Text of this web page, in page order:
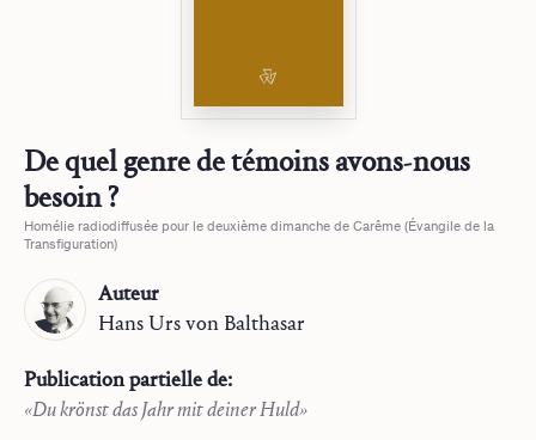
De quel genre de témoins avons‑nous
besoin ?
Homélie radiodiffusée pour le deuxième dimanche de Carême (Évangile de la
Transfiguration)
Auteur
Hans Ursvon Balthasar
Publication partielle de:
«Du krönst das Jahr mit deiner Huld»